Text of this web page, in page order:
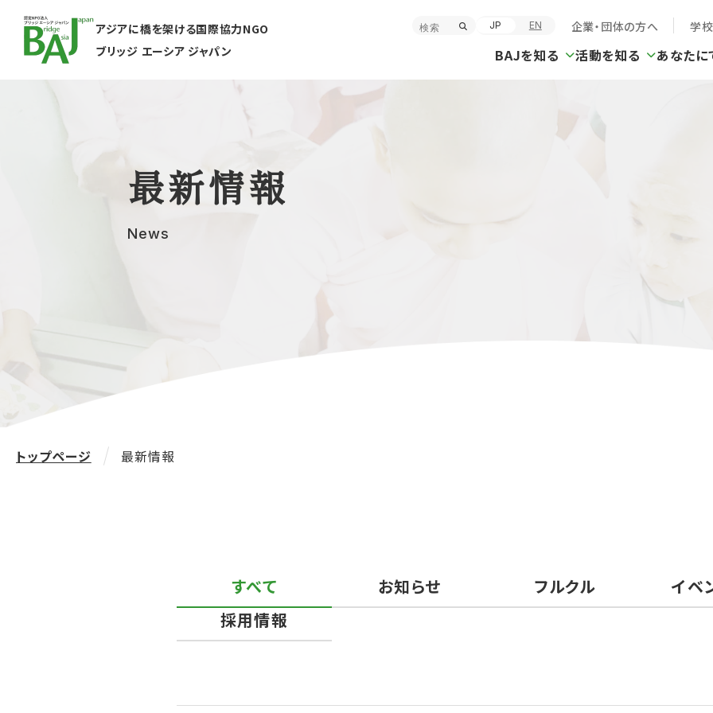
アジアに橋を架ける国際協力NGO
ブリッジ エーシア ジャパン
JP EN 企業・団体の方へ 学
BAJを知る 活動を知る あなたに
最新情報
News
トップページ 最新情報
すべて お知らせ フルクル
イベ
採用情報